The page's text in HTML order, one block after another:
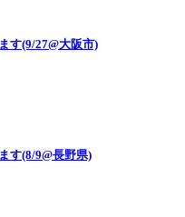
す(9/27@大阪市)
す(8/9@長野県)